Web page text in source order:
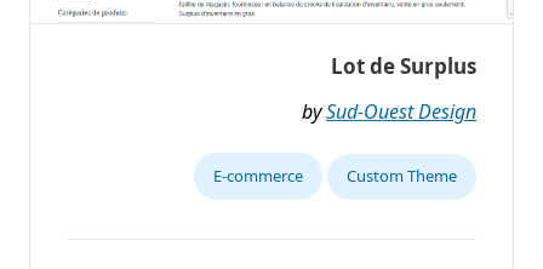
Lot de Surplus
bySud-Ouest Design
Custom Theme
E-commerce